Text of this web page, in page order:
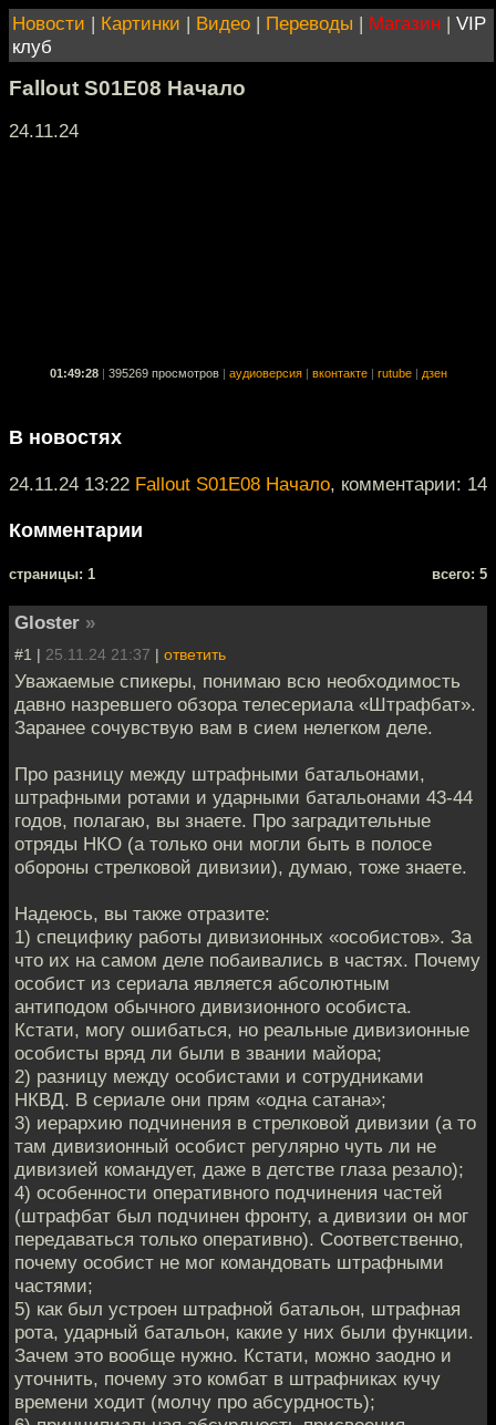
Новости | Картинки | Видео | Переводы | Магазин | VIP
клуб
Fallout S01E08 Начало
24.11.24
01:49:28 395269 просмотров аудиоверсия вконтакте rutube дзен
В новостях
24.11.24 13:22 Fallout S01E08 Начало, комментарии: 14
Комментарии
cтраницы: 1 всего: 5
Gloster »
#1 | 25.11.24 21:37 | ответить
Уважаемые спикеры, понимаю всю необходимость
давно назревшего обзора телесериала «Штрафбат».
Заранее сочувствую вам в сием нелегком деле.
Про разницу между штрафными батальонами,
штрафными ротами и ударными батальонами 43-44
годов, полагаю, вы знаете. Про заградительные
отряды НКО (а только они могли быть в полосе
обороны стрелковой дивизии), думаю, тоже знаете.
Надеюсь, вы также отразите:
1) специфику работы дивизионных «особистов». За
что их на самом деле побаивались в частях. Почему
особист из сериала является абсолютным
антиподом обычного дивизионного особиста.
Кстати, могу ошибаться, но реальные дивизионные
особисты вряд ли были в звании майора;
2) разницу между особистами и сотрудниками
НКВД. В сериале они прям «одна сатана»;
3) иерархию подчинения в стрелковой дивизии (а то
там дивизионный особист регулярно чуть ли не
дивизией командует, даже в детстве глаза резало);
4) особенности оперативного подчинения частей
(штрафбат был подчинен фронту, а дивизии он мог
передаваться только оперативно). Соответственно,
почему особист не мог командовать штрафными
частями;
5) как был устроен штрафной батальон, штрафная
рота, ударный батальон, какие у них были функции.
Зачем это вообще нужно. Кстати, можно заодно и
уточнить, почему это комбат в штрафниках кучу
времени ходит (молчу про абсурдность);